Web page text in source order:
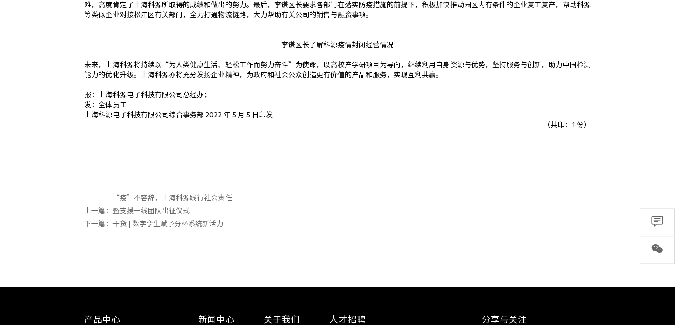
难，⾼度肯定了上海科源所取得的成绩和做出的努⼒。最后，李谦区⻓要求各部⻔在落实防疫措施的前提下，积极加快推动园区内有条件的企业复⼯复产，帮助科源
等类似企业对接松江区有关部⻔，全⼒打通物流链路，⼤⼒帮助有关公司的销售与融资事项。
李谦区⻓了解科源疫情封闭经营情况
未来，上海科源将持续以“为⼈类健康⽣活、轻松⼯作⽽努⼒奋⽃”为使命，以⾼校产学研项⽬为导向，继续利⽤⾃身资源与优势，坚持服务与创新，助⼒中国检测
能⼒的优化升级。上海科源亦将充分发扬企业精神，为政府和社会公众创造更有价值的产品和服务，实现互利共赢。
报：上海科源电⼦科技有限公司总经办；
发：全体员工
上海科源电⼦科技有限公司综合事务部 2022 年 5 ⽉ 5 ⽇印发
（共印：1 份）
上一篇：
“疫”不容辞，上海科源践行社会责任
暨支援一线团队出征仪式
下一篇： 干货 | 数字孪生赋予分杯系统新活力
产品中心 新闻中心 关于我们 人才招聘 分享与关注